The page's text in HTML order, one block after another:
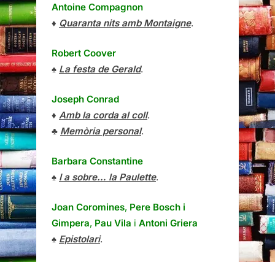
Antoine Compagnon
♦ Quaranta nits amb Montaigne.
Robert Coover
♠ La festa de Gerald.
Joseph Conrad
♦ Amb la corda al coll.
♣ Memòria personal.
Barbara Constantine
♠ I a sobre… la Paulette.
Joan Coromines, Pere Bosch i
Gimpera, Pau Vila i Antoni Griera
♠ Epistolari.